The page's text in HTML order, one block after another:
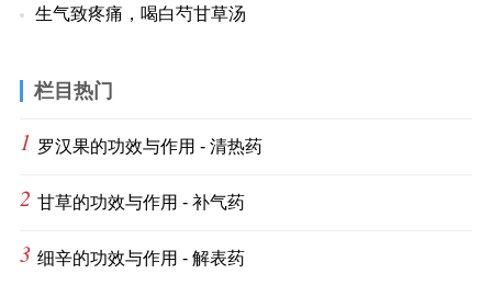
生气致疼痛，喝白芍甘草汤
栏目热门
1 罗汉果的功效与作用 - 清热药
2 甘草的功效与作用 - 补气药
3 细辛的功效与作用 - 解表药